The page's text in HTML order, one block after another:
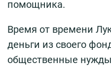
помощника.
Время от времени
деньги из своего
общественные